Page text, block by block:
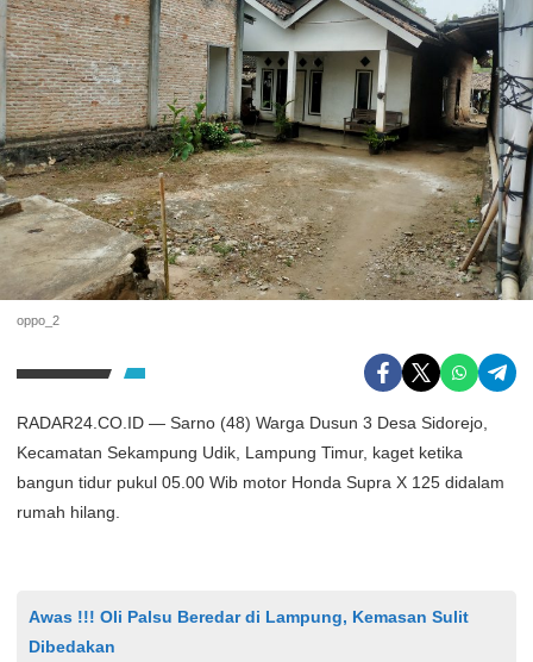
oppo_2
RADAR24.CO.ID — Sarno (48) Warga Dusun 3 Desa Sidorejo,
Kecamatan Sekampung Udik, Lampung Timur, kaget ketika
bangun tidur pukul 05.00 Wib motor Honda Supra X 125 didalam
rumah hilang.
Awas !!! Oli Palsu Beredar di Lampung, Kemasan Sulit
Dibedakan